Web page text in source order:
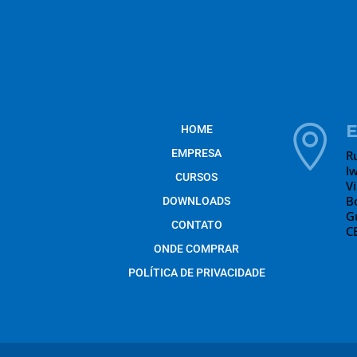
HOME
EMPRESA
CURSOS
DOWNLOADS
CONTATO
ONDE COMPRAR
POLÍTICA DE PRIVACIDADE
